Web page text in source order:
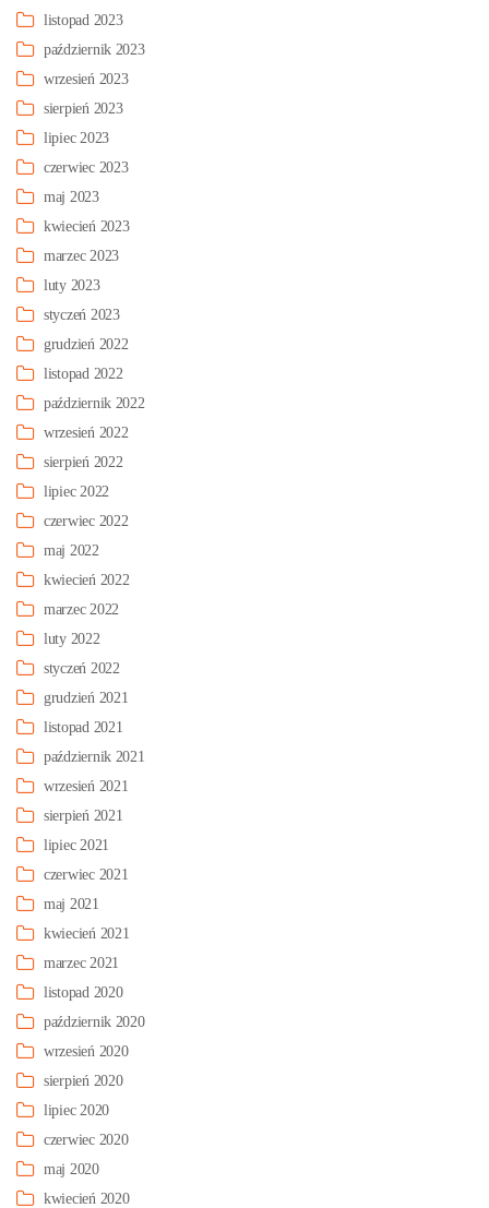
listopad 2023
październik 2023
wrzesień 2023
sierpień 2023
lipiec 2023
czerwiec 2023
maj 2023
kwiecień 2023
marzec 2023
luty 2023
styczeń 2023
grudzień 2022
listopad 2022
październik 2022
wrzesień 2022
sierpień 2022
lipiec 2022
czerwiec 2022
maj 2022
kwiecień 2022
marzec 2022
luty 2022
styczeń 2022
grudzień 2021
listopad 2021
październik 2021
wrzesień 2021
sierpień 2021
lipiec 2021
czerwiec 2021
maj 2021
kwiecień 2021
marzec 2021
listopad 2020
październik 2020
wrzesień 2020
sierpień 2020
lipiec 2020
czerwiec 2020
maj 2020
kwiecień 2020